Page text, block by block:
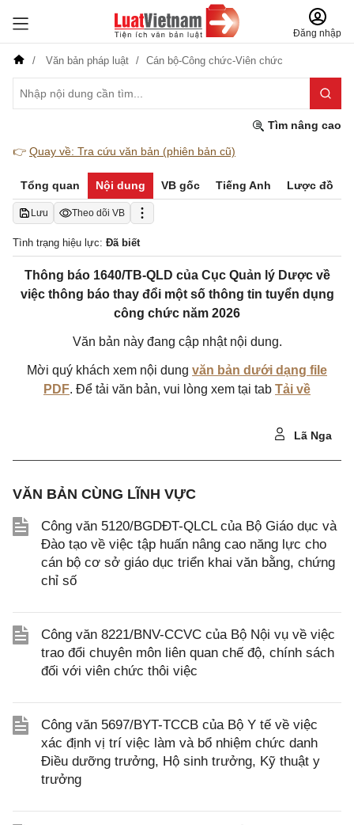
Đăng nhập
Văn bản pháp luật Cán bộ-Công chức-Viên chức
Tìm nâng cao
👉 Quay về: Tra cứu văn bản (phiên bản cũ)
Tổng quan Nội dung VB gốc Tiếng Anh Lược đồ
Lưu Theo dõi VB
Tình trạng hiệu lực: Đã biết
Thông báo 1640/TB-QLD của Cục Quản lý Dược về
việc thông báo thay đổi một số thông tin tuyển dụng
công chức năm 2026
Văn bản này đang cập nhật nội dung.
Mời quý khách xem nội dung văn bản dưới dạng file
PDF. Để tải văn bản, vui lòng xem tại tab Tải về
Lã Nga
VĂN BẢN CÙNG LĨNH VỰC
Công văn 5120/BGDĐT-QLCL của Bộ Giáo dục và
Đào tạo về việc tập huấn nâng cao năng lực cho
cán bộ cơ sở giáo dục triển khai văn bằng, chứng
chỉ số
Công văn 8221/BNV-CCVC của Bộ Nội vụ về việc
trao đổi chuyên môn liên quan chế độ, chính sách
đối với viên chức thôi việc
Công văn 5697/BYT-TCCB của Bộ Y tế về việc
xác định vị trí việc làm và bổ nhiệm chức danh
Điều dưỡng trưởng, Hộ sinh trưởng, Kỹ thuật y
trưởng